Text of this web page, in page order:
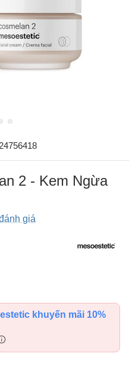
2 - Kem Ngừa
giá
khuyến mãi 10%